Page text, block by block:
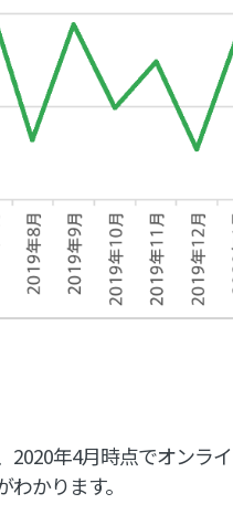
2020年4月時点でオンラ
かります。